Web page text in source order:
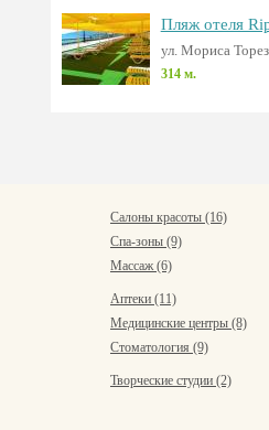
Пляж отеля
ул. Мориса
314 м.
Салоны красоты (16)
Спа-зоны (9)
Массаж (6)
Аптеки (11)
Медицинские центры (8)
Стоматология (9)
Творческие студии (2)